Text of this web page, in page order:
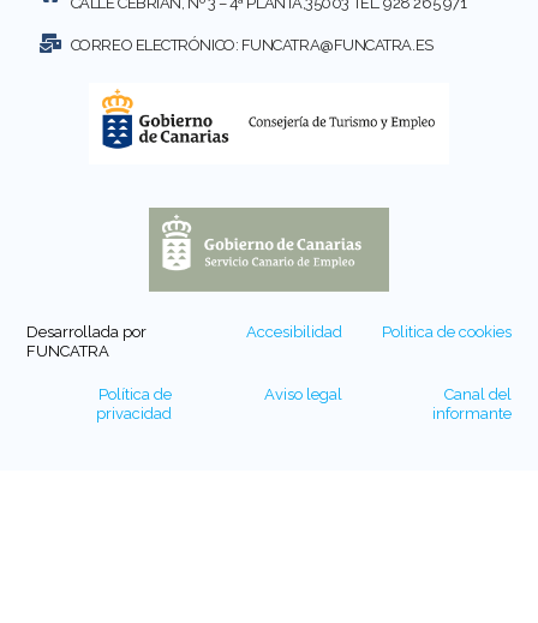
CORREO ELECTRÓNICO: FUNCATRA@FUNCATRA.ES
Desarrollada por
FUNCATRA
Accesibilidad Politica de cookies
Política de
privacidad
Aviso legal
Canal del
informante